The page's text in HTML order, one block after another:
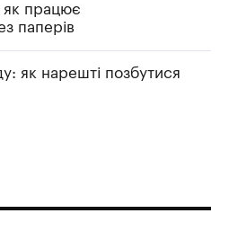
як працює
паперів
як нарешті позбутися